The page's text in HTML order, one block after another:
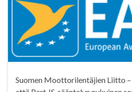
Suomen Moottorilentäjien Liitto